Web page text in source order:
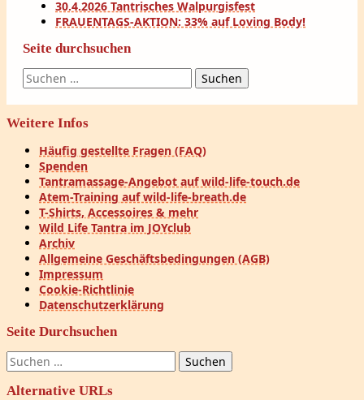
30.4.2026 Tantrisches Walpurgisfest
FRAUENTAGS-AKTION: 33% auf Loving Body!
Seite durchsuchen
Suchen
nach:
Weitere Infos
Häufig gestellte Fragen (FAQ)
Spenden
Tantramassage-Angebot auf wild-life-touch.de
Atem-Training auf wild-life-breath.de
T-Shirts, Accessoires & mehr
Wild Life Tantra im JOYclub
Archiv
Allgemeine Geschäftsbedingungen (AGB)
Impressum
Cookie-Richtlinie
Datenschutzerklärung
Seite Durchsuchen
Suchen
nach:
Alternative URLs